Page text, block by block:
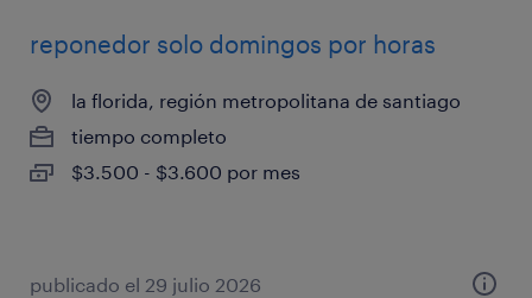
reponedor solo domingos por horas
la florida, región metropolitana de santiago
tiempo completo
$3.500 - $3.600 por mes
publicado el 29 julio 2026